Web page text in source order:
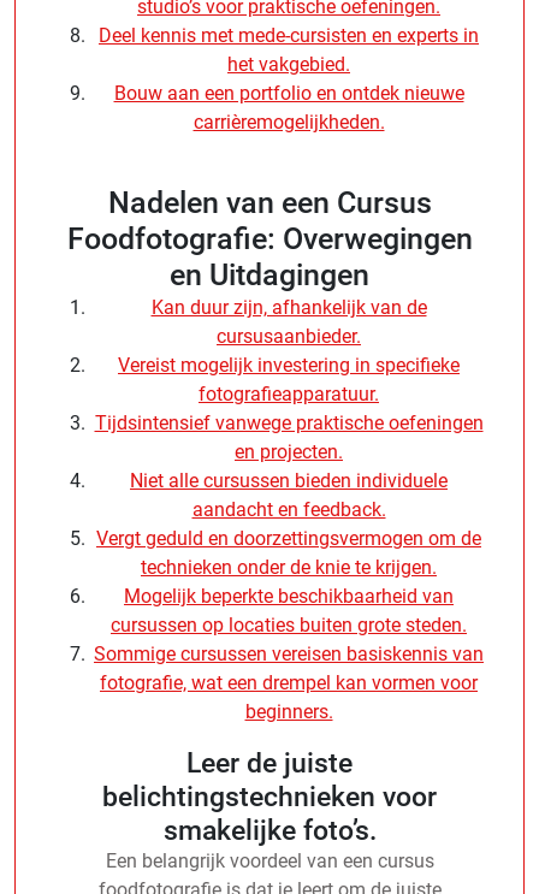
studio’s voor praktische oefeningen.
Deel kennis met mede-cursisten en experts in
het vakgebied.
Bouw aan een portfolio en ontdek nieuwe
carrièremogelijkheden.
Nadelen van een Cursus
Foodfotografie: Overwegingen
en Uitdagingen
Kan duur zijn, afhankelijk van de
cursusaanbieder.
Vereist mogelijk investering in specifieke
fotografieapparatuur.
Tijdsintensief vanwege praktische oefeningen
en projecten.
Niet alle cursussen bieden individuele
aandacht en feedback.
Vergt geduld en doorzettingsvermogen om de
technieken onder de knie te krijgen.
Mogelijk beperkte beschikbaarheid van
cursussen op locaties buiten grote steden.
Sommige cursussen vereisen basiskennis van
fotografie, wat een drempel kan vormen voor
beginners.
Leer de juiste
belichtingstechnieken voor
smakelijke foto’s.
Een belangrijk voordeel van een cursus